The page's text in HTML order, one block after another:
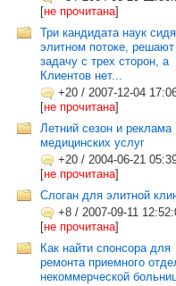
[не прочитана]
Три кандидата наук
элитном потоке, решают
задачу с трех сторон, а
Клиентов нет...
+20 / 2007-12-04
[не прочитана]
Летний сезон и реклама
медицинских услуг
+20 / 2004-06-21
[не прочитана]
Слоган для элитной
+8 / 2007-09-11
[не прочитана]
Как найти спонсора для
ремонта приемного
некоммерческой